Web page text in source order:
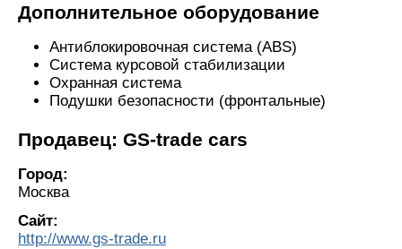
Дополнительное оборудование
Антиблокировочная система (ABS)
Система курсовой стабилизации
Охранная система
Подушки безопасности (фронтальные)
Продавец: GS-trade cars
Город:
Москва
Сайт:
http://www.gs-trade.ru